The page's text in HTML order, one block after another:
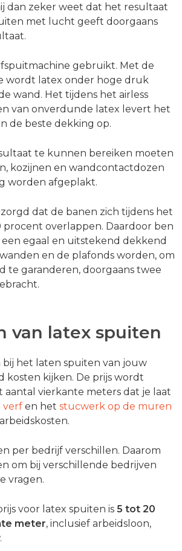
dan zeker weet dat het resultaat
met lucht geeft doorgaans
gebruikt. Met de
wordt latex onder hoge druk
wand. Het tijdens het airless
van onverdunde latex levert het
de beste dekking op.
te kunnen bereiken moeten
kozijnen en wandcontactdozen
worden afgeplakt.
dat de banen zich tijdens het
procent overlappen. Daardoor ben
egaal en uitstekend dekkend
en de plafonds worden, om
te garanderen, doorgaans twee
van latex spuiten
bij het laten spuiten van jouw
kosten kijken. De prijs wordt
aantal vierkante meters dat je laat
verf en het stucwerk op de muren
per bedrijf verschillen. Daarom
om bij verschillende bedrijven
vragen.
voor latex spuiten is 5 tot 20
meter, inclusief arbeidsloon,